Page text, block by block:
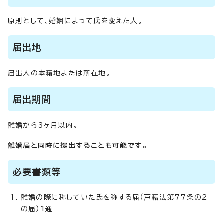
原則として、婚姻によって氏を変えた人。
届出地
届出人の本籍地または所在地。
届出期間
離婚から3ヶ月以内。
離婚届と同時に提出することも可能です。
必要書類等
離婚の際に称していた氏を称する届（戸籍法第77条の2
の届）1通